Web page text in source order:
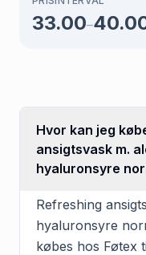
33.00–
Hvor kan jeg
ansigtsvask m.
hyaluronsyre
Refreshing
hyaluronsyre
købes hos Føtex